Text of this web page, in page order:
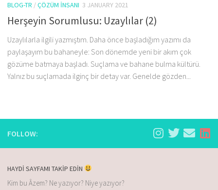
BLOG-TR /ÇÖZÜM İNSANI 3 JANUARY 2021
Herşeyin Sorumlusu: Uzaylılar (2)
Uzaylılarla ilgili yazmıştım. Daha önce başladığım yazımı da
paylaşayım bu bahaneyle: Son dönemde yeni bir akım çok
gözüme batmaya başladı. Suçlama ve bahane bulma kültürü.
Yalnız bu suçlamada ilginç bir detay var. Genelde gözden...
FOLLOW:
HAYDİ SAYFAMI TAKİP EDİN
Kim bu Âzem? Ne yazıyor? Niye yazıyor?